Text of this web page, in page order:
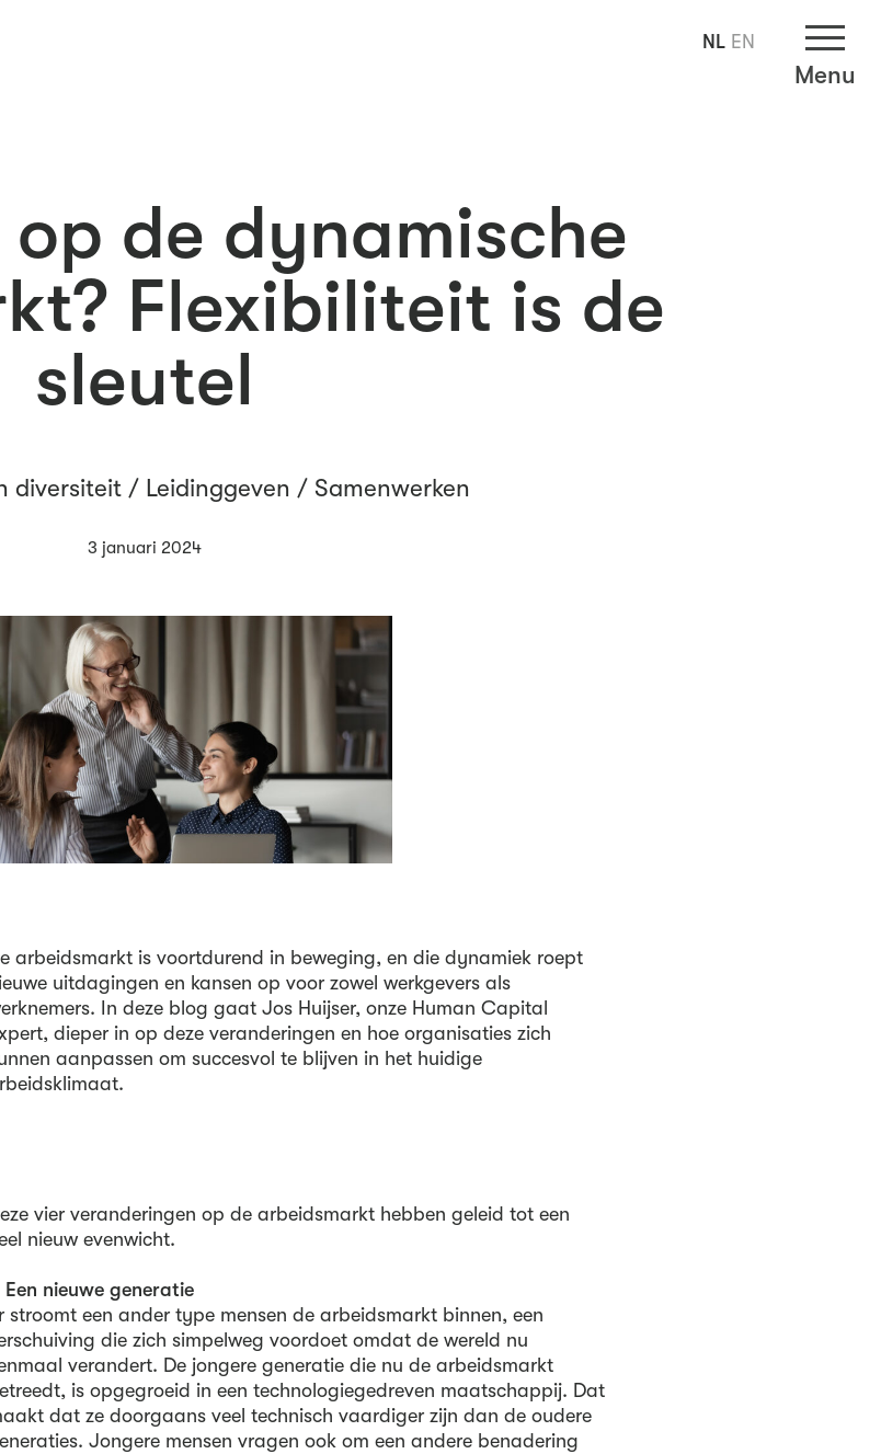
Menu
de dynamische
Flexibiliteit is de
sleutel
diversiteit/ Leidinggeven / Samenwerken
3 januari 2024
arbeidsmarkt is voortdurend in beweging, en die dynamiek roept
uitdagingen en kansen op voor zowel werkgevers als
In deze blog gaat Jos Huijser, onze Human Capital
dieper in op deze veranderingen en hoe organisaties zich
aanpassen om succesvol te blijven in het huidige
vier veranderingen op de arbeidsmarkt hebben geleid tot een
nieuw evenwicht.
Een nieuwe generatie
stroomt een ander type mensen de arbeidsmarkt binnen, een
die zich simpelweg voordoet omdat de wereld nu
verandert. De jongere generatie die nu de arbeidsmarkt
is opgegroeid in een technologiegedreven maatschappij. Dat
dat ze doorgaans veel technisch vaardiger zijn dan de oudere
Jongere mensen vragen ook om een andere benadering
NL EN